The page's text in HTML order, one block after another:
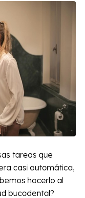
tareas que
casi automática,
hacerlo al
bucodental?